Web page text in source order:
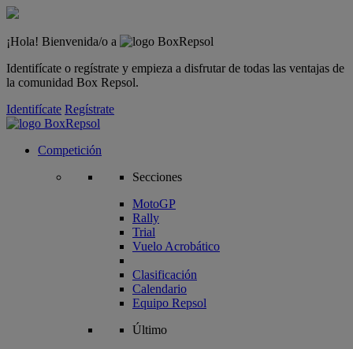
¡Hola! Bienvenida/o a
Identifícate o regístrate y empieza a disfrutar de todas las ventajas de
la comunidad Box Repsol.
Identifícate Regístrate
Competición
Secciones
MotoGP
Rally
Trial
Vuelo Acrobático
Clasificación
Calendario
Equipo Repsol
Último